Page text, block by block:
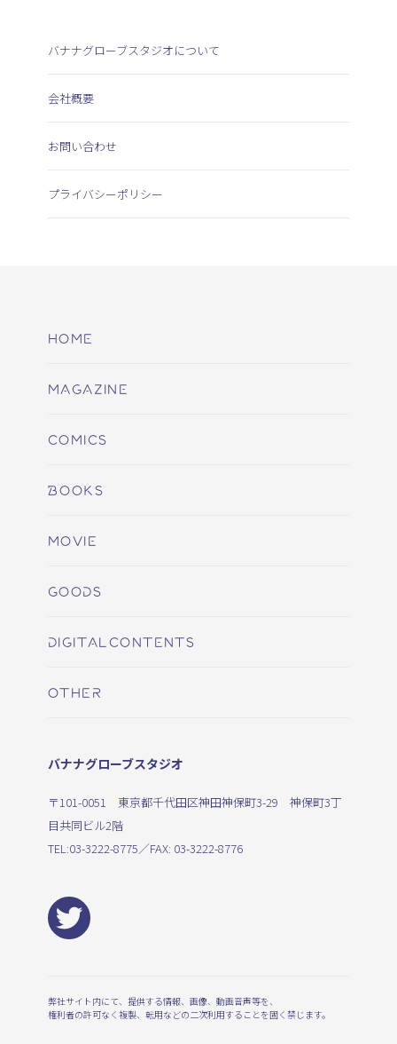
バナナグローブスタジオについて
会社概要
お問い合わせ
プライバシーポリシー
HOME
MAGAZINE
COMICS
BOOKS
MOVIE
GOODS
DIGITALCONTENTS
OTHER
バナナグローブスタジオ
〒101-0051 東京都千代田区神田神保町3-29 神保町3丁
目共同ビル2階
TEL:03-3222-8775／FAX: 03-3222-8776
弊社サイト内にて、提供する情報、画像、動画音声等を、
権利者の許可なく複製、転用などの二次利用することを固く禁じます。